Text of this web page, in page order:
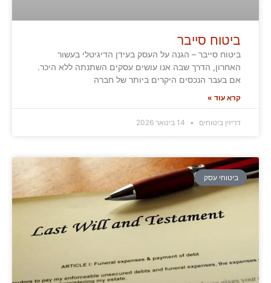
ביטוח סייבר
ביטוח סייבר – הגנה על העסק בעידן הדיגיטלי בעשור
האחרון, הדרך שבה אנו עושים עסקים השתנתה ללא היכר.
אם בעבר הנכסים היקרים ביותר של חברה
קרא עוד »
דריזין ביטוחים
ביטוחי עסק